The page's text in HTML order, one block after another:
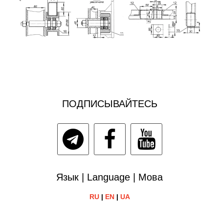
ПОДПИСЫВАЙТЕСЬ
Язык | Language | Мова
RU| EN| UA